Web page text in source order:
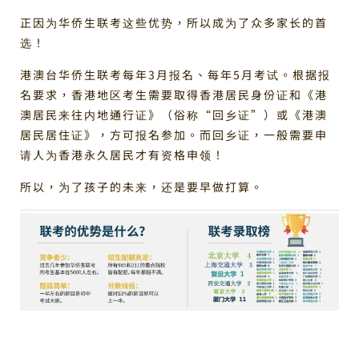
正因为华侨生联考这些优势，所以成为了众多家长的首
选！
港澳台华侨生联考每年3月报名、每年5月考试。根据报
名要求，香港地区考生需要取得香港居民身份证和《港
澳居民来往内地通行证》（俗称“回乡证”）或《港澳
居民居住证》，方可报名参加。而回乡证，一般需要申
请人为香港永久居民才有资格申领！
所以，为了孩子的未来，还是要早做打算。